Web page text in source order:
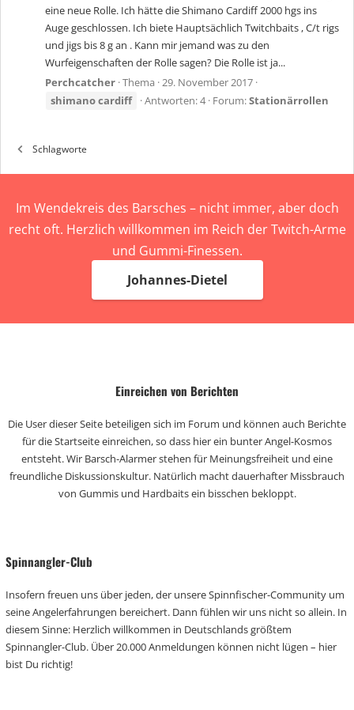
eine neue Rolle. Ich hätte die Shimano Cardiff 2000 hgs ins
Auge geschlossen. Ich biete Hauptsächlich Twitchbaits , C/t rigs
und jigs bis 8 g an . Kann mir jemand was zu den
Wurfeigenschaften der Rolle sagen? Die Rolle ist ja...
Perchcatcher Thema 29. November 2017
shimanocardiff Antworten: 4 Forum:Stationärrollen
Schlagworte
Im Wendekreis des Barsches – nicht immer, aber doch
recht oft. Herzlich willkommen im Reich der Twitch-Arme
und Gummi-Finessen.
Johannes-Dietel
Einreichen von Berichten
Die User dieser Seite beteiligen sich im Forum und können auch Berichte
für die Startseite einreichen, so dass hier ein bunter Angel-Kosmos
entsteht. Wir Barsch-Alarmer stehen für Meinungsfreiheit und eine
freundliche Diskussionskultur. Natürlich macht dauerhafter Missbrauch
von Gummis und Hardbaits ein bisschen bekloppt.
Spinnangler-Club
Insofern freuen uns über jeden, der unsere Spinnfischer-Community um
seine Angelerfahrungen bereichert. Dann fühlen wir uns nicht so allein. In
diesem Sinne: Herzlich willkommen in Deutschlands größtem
Spinnangler-Club. Über 20.000 Anmeldungen können nicht lügen – hier
bist Du richtig!